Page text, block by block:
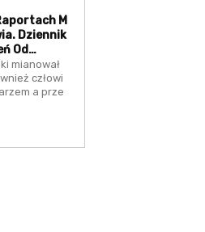
M
Dziennik
Od…
mianował
człowi
a prze